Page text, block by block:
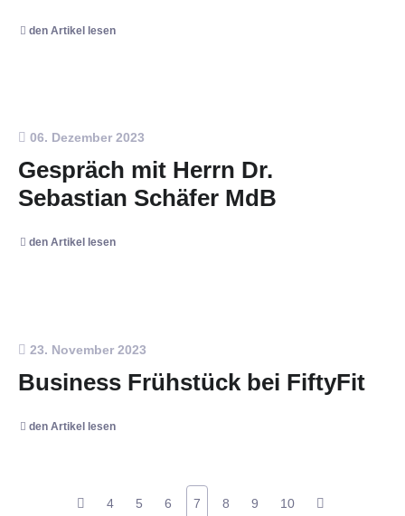
den Artikel lesen
06. Dezember 2023
Gespräch mit Herrn Dr.
Sebastian Schäfer MdB
den Artikel lesen
23. November 2023
Business Frühstück bei FiftyFit
den Artikel lesen
4 5 6 7 8 9 10